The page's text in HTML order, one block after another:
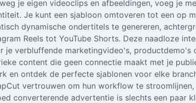
je eigen videoclips en afbeeldingen, voeg je
Je kunt een sjabloon omtoveren tot een op
dynamische ondertitels te genereren,
Reels tot YouTube Shorts. Deze naadloze
je verbluffende marketingvideo's,
content die geen connectie maakt met je
en ontdek de perfecte sjablonen voor elke
vertrouwen om hun workflow te
converterende advertentie is slechts een paar